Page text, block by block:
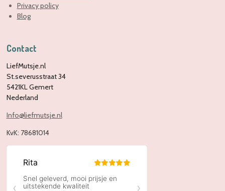
Privacy policy
Blog
Contact
LiefMutsje.nl
St.severusstraat 34
5421KL Gemert
Nederland
Info@liefmutsje.nl
KvK: 78681014